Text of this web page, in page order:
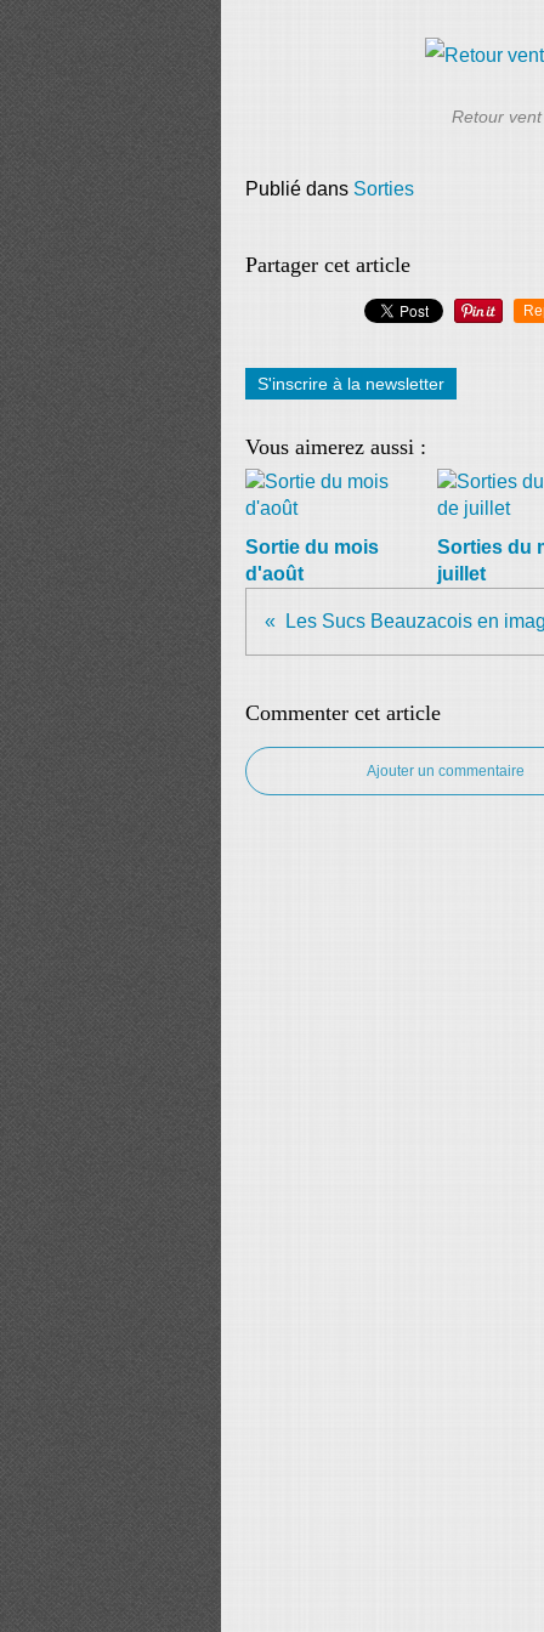
Retour
Publié dans Sorties
Partager cet article
S'inscrire à la newsletter
Vous aimerez aussi :
Sortie du mois
d'août
Sorties du
juillet
Les Sucs Beauzacois en
Commenter cet article
Ajouter un commentaire